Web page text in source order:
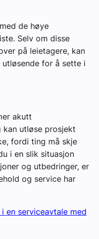
de høye
Selv om disse
på leietagere, kan
for å sette i
akutt
kan utløse prosjekt
fordi ting må skje
i en slik situasjon
og utbedringer, er
og service har
en serviceavtale med